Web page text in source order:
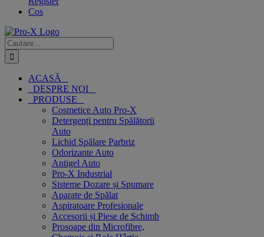
Cos
Cautare...
ACASĂ
DESPRE NOI
PRODUSE
Cosmetice Auto Pro-X
Detergenți pentru Spălătorii
Auto
Lichid Spălare Parbriz
Odorizante Auto
Antigel Auto
Pro-X Industrial
Sisteme Dozare și Spumare
Aparate de Spălat
Aspiratoare Profesionale
Accesorii și Piese de Schimb
Prosoape din Microfibre,